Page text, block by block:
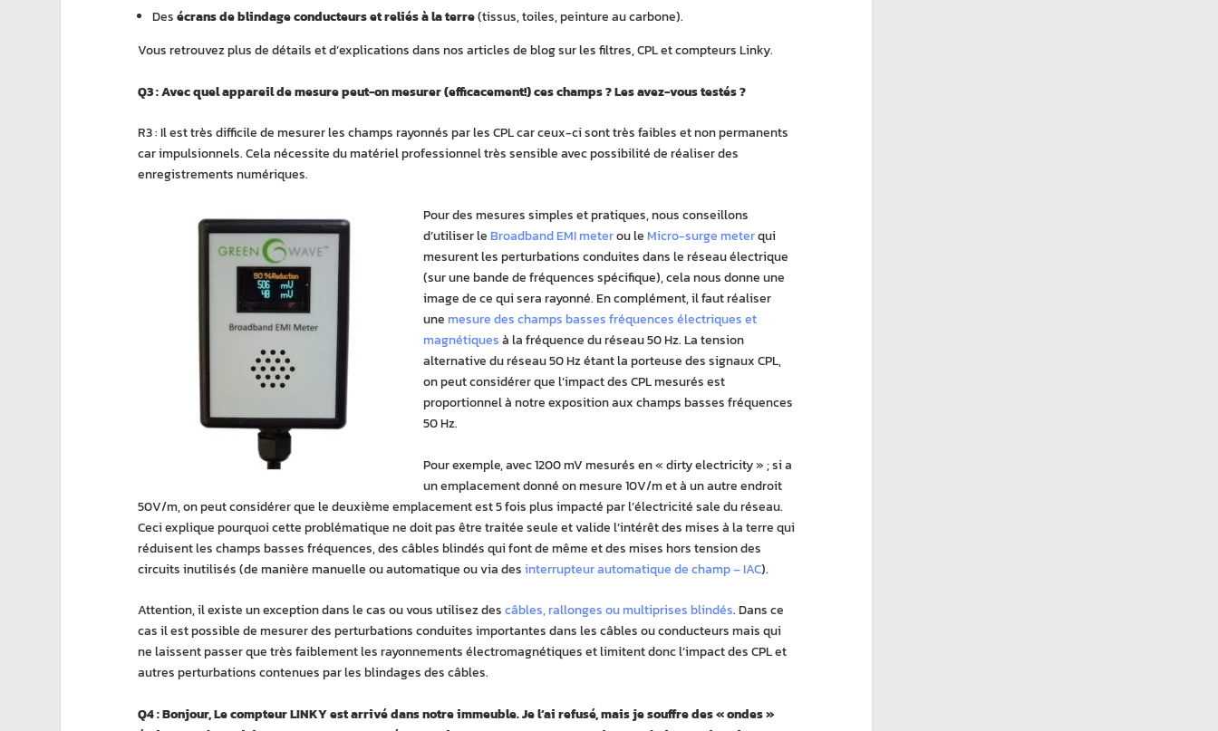
Desécrans de blindage conducteurs et reliés à la terre(tissus, toiles, peinture au carbone).
Vous retrouvez plus de détails et d’explications dans nos articles de blog sur les filtres, CPL et compteurs Linky.
Q3 : Avec quel appareil de mesure peut-on mesurer (efficacement!) ces champs ? Les avez-vous testés ?
R3 : Il est très difficile de mesurer les champs rayonnés par les CPL car ceux-ci sont très faibles et non permanents
car impulsionnels. Cela nécessite du matériel professionnel très sensible avec possibilité de réaliser des
enregistrements numériques.
Pour des mesures simples et pratiques, nous conseillons
d’utiliser le Broadband EMI meterou le Micro-surge meterqui
mesurent les perturbations conduites dans le réseau électrique
(sur une bande de fréquences spécifique), cela nous donne une
image de ce qui sera rayonné. En complément, il faut réaliser
une mesure des champs basses fréquences électriques et
magnétiquesà la fréquence du réseau 50 Hz. La tension
alternative du réseau 50 Hz étant la porteuse des signaux CPL,
on peut considérer que l’impact des CPL mesurés est
proportionnel à notre exposition aux champs basses fréquences
50 Hz.
Pour exemple, avec 1200 mV mesurés en « dirty electricity » ; si a
un emplacement donné on mesure 10V/m et à un autre endroit
50V/m, on peut considérer que le deuxième emplacement est 5 fois plus impacté par l’électricité sale du réseau.
Ceci explique pourquoi cette problématique ne doit pas être traitée seule et valide l’intérêt des mises à la terre qui
réduisent les champs basses fréquences, des câbles blindés qui font de même et des mises hors tension des
circuits inutilisés (de manière manuelle ou automatique ou via desinterrupteur automatique de champ – IAC).
Attention, il existe un exception dans le cas ou vous utilisez descâbles, rallonges ou multiprises blindés. Dans ce
cas il est possible de mesurer des perturbations conduites importantes dans les câbles ou conducteurs mais qui
ne laissent passer que très faiblement les rayonnements électromagnétiques et limitent donc l’impact des CPL et
autres perturbations contenues par les blindages des câbles.
Q4 : Bonjour, Le compteur LINKY est arrivé dans notre immeuble. Je l’ai refusé, mais je souffre des « ondes »